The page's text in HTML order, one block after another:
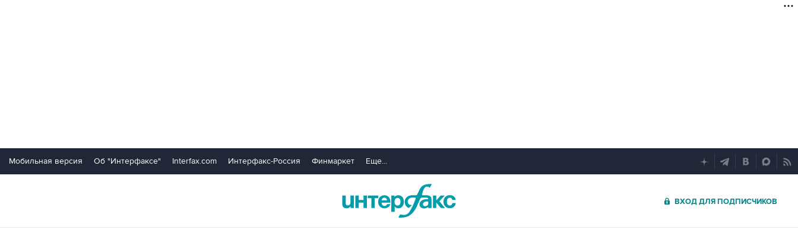
Мобильная версия Об "Интерфаксе" Interfax.com Интерфакс-Россия Финмаркет Еще...
ВХОД ДЛЯ ПОДПИСЧИКОВ